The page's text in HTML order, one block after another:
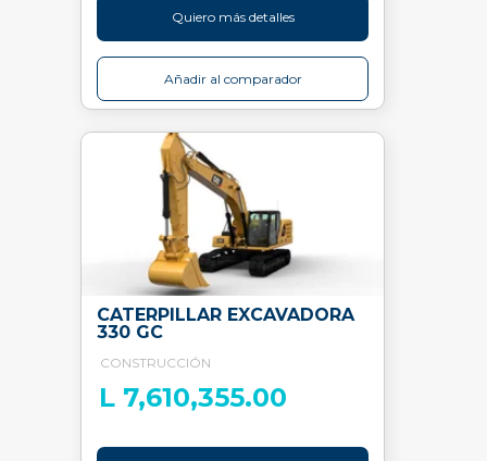
Quiero más detalles
Añadir al comparador
CATERPILLAR EXCAVADORA
330 GC
CONSTRUCCIÓN
L 7,610,355.00